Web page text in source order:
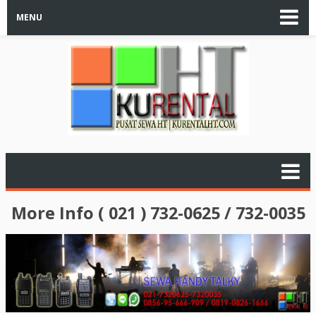
MENU
More Info ( 021 ) 732-0625 / 732-0035